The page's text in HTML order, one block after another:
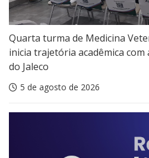
Quarta turma de Medicina
inicia trajetória acadêmica
do Jaleco
5 de agosto de 2026